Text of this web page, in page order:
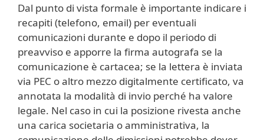
Dal punto di vista formale è importante indicare i
recapiti (telefono, email) per eventuali
comunicazioni durante e dopo il periodo di
preavviso e apporre la firma autografa se la
comunicazione è cartacea; se la lettera è inviata
via PEC o altro mezzo digitalmente certificato, va
annotata la modalità di invio perché ha valore
legale. Nel caso in cui la posizione rivesta anche
una carica societaria o amministrativa, la